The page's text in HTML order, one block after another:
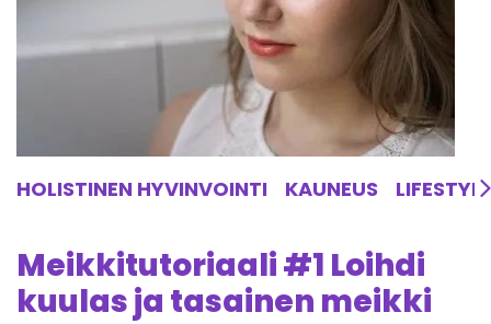
HOLISTINEN HYVINVOINTI KAUNEUS LIFESTYLE
Meikkitutoriaali #1 Loihdi
kuulas ja tasainen meikki